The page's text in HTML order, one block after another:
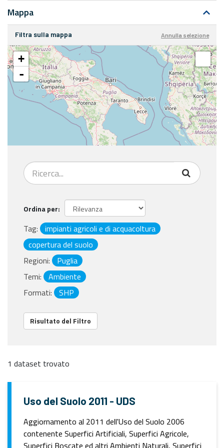
Mappa
Filtra sulla mappa Annulla selezione
+
-
Ordina per
Tag:
impianti agricoli e di acquacoltura
copertura del suolo
Regioni:
Puglia
Temi:
Ambiente
Formati:
SHP
Risultato del Filtro
1 dataset trovato
Uso del Suolo 2011 - UDS
Aggiornamento al 2011 dell'Uso del Suolo 2006
contenente Superfici Artificiali, Superfici Agricole,
Superfici Boscate ed altri Ambienti Naturali, Superfici